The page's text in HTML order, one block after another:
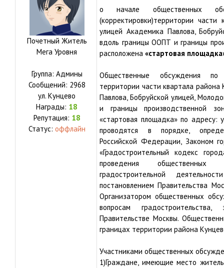
Почетный Житель
Мега Уровня
Группа: Админы
Сообщений: 2968
ул. Кунцево
Награды: 18
Репутация: 18
Статус: оффлайн
о начале общественных
(корректировки)территории части
улицей Академика Павлова,
вдоль границы ООПТ и границы
расположена «стартовая
Общественные обсуждения по
территории части квартала района
Павлова, Бобруйской улицей,
и границы производственной
«стартовая площадка» по адресу:
проводятся в порядке,
Российской Федерации,
«Градостроительный кодекс
проведения общественных
градостроительной
постановлением Правительства
Организатором общественных
вопросам
Правительстве Москвы.
границах территории района
Участниками общественных
1)Граждане, имеющие место